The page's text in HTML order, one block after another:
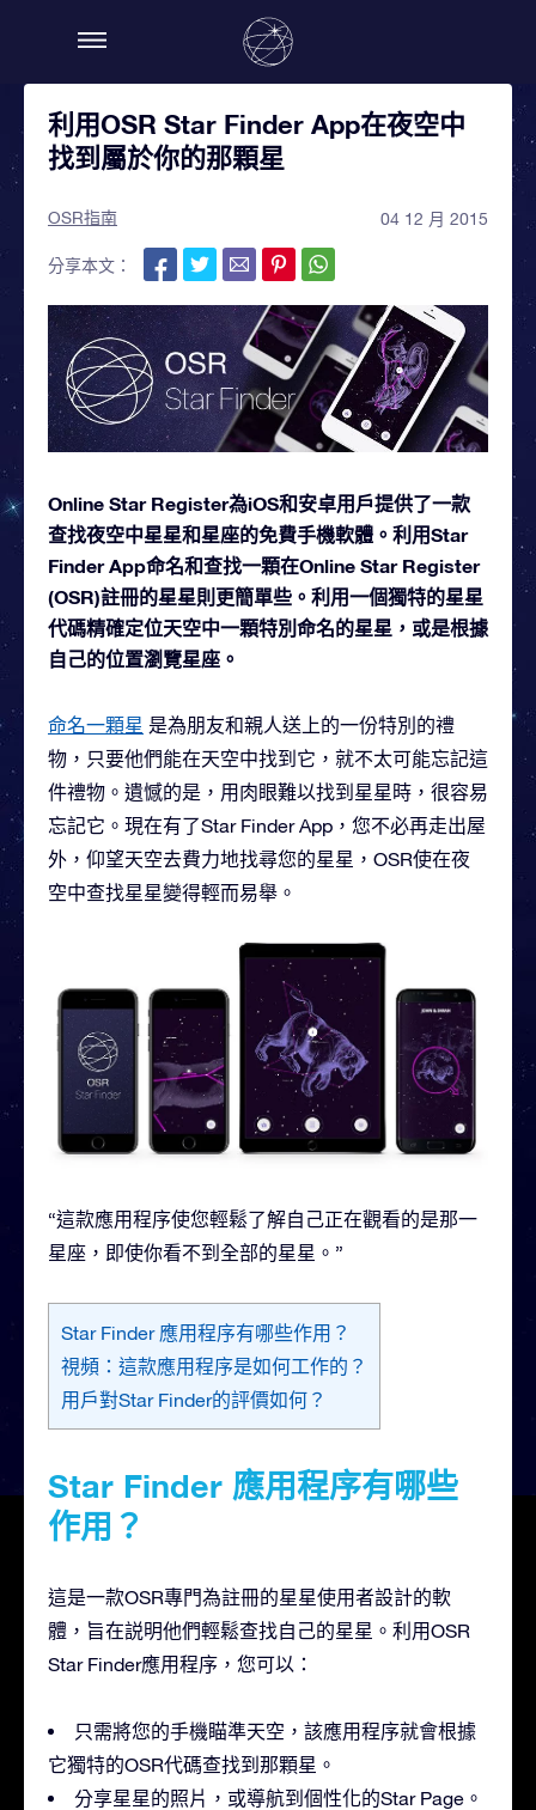
利用OSR Star Finder App在夜空中
找到屬於你的那顆星
OSR指南 04 12 月 2015
分享本文：
Online Star Register為iOS和安卓用戶提供了一款
查找夜空中星星和星座的免費手機軟體。利用Star
Finder App命名和查找一顆在Online Star Register
(OSR)註冊的星星則更簡單些。利用一個獨特的星星
代碼精確定位天空中一顆特別命名的星星，或是根據
自己的位置瀏覽星座。
命名一顆星 是為朋友和親人送上的一份特別的禮
物，只要他們能在天空中找到它，就不太可能忘記這
件禮物。遺憾的是，用肉眼難以找到星星時，很容易
忘記它。現在有了Star Finder App，您不必再走出屋
外，仰望天空去費力地找尋您的星星，OSR使在夜
空中查找星星變得輕而易舉。
“這款應用程序使您輕鬆了解自己正在觀看的是那一
星座，即使你看不到全部的星星。”
Star Finder 應用程序有哪些作用？
視頻：這款應用程序是如何工作的？
用戶對Star Finder的評價如何？
Star Finder 應用程序有哪些
作用？
這是一款OSR專門為註冊的星星使用者設計的軟
體，旨在説明他們輕鬆查找自己的星星。利用OSR
Star Finder應用程序，您可以：
只需將您的手機瞄準天空，該應用程序就會根據
它獨特的OSR代碼查找到那顆星。
分享星星的照片，或導航到個性化的Star Page。